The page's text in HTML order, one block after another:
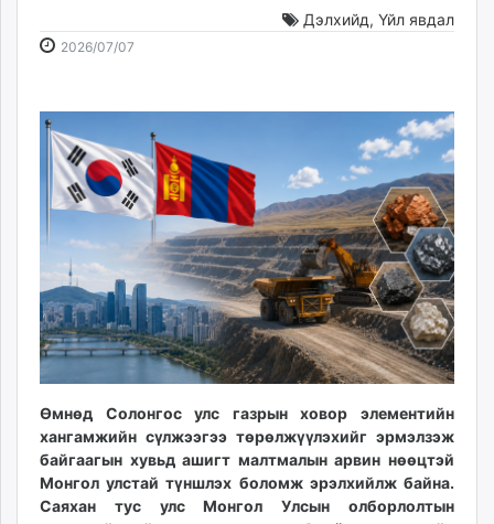
Baabar.mn
mnb.mn
Livetv.mn
Eguur.mn
24tsag.mn
shuud.mn
eagle.mn
ergelt.mn
zarig.mn
today.mn
zuv.mn
mminfo.mn
ugluu.mn
urlag.mn
unen.mn
asu.mn
Дэлхийд, Үйл явдал
2026/07/07
Өмнөд Солонгос улс газрын ховор элементийн
хангамжийн сүлжээгээ төрөлжүүлэхийг эрмэлзэж
байгаагын хувьд ашигт малтмалын арвин нөөцтэй
Монгол улстай түншлэх боломж эрэлхийлж байна.
Саяхан тус улс Монгол Улсын олборлолтын